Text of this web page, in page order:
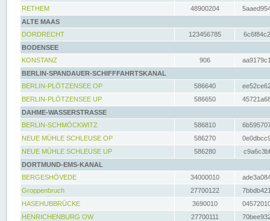
RETHEM
48900204
ALTE MAAS
DORDRECHT
123456785
BODENSEE
KONSTANZ
906
BERLIN-SPANDAUER-SCHIFFFAHRTSKANAL
BERLIN-PLÖTZENSEE OP
586640
BERLIN-PLÖTZENSEE UP
586650
DAHME-WASSERSTRASSE
BERLIN-SCHMÖCKWITZ
586810
NEUE MÜHLE SCHLEUSE OP
586270
NEUE MÜHLE SCHLEUSE UP
586280
DORTMUND-EMS-KANAL
BERGESHÖVEDE
34000010
Groppenbruch
27700122
HASEHUBBRÜCKE
3690010
HENRICHENBURG OW
27700111